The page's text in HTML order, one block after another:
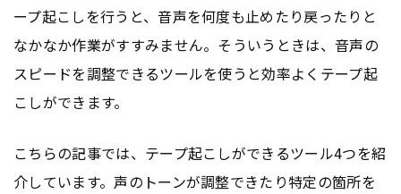
ープ起こしを行うと、音声を何度も止めたり戻ったりと
なかなか作業がすすみません。そういうときは、音声の
スピードを調整できるツールを使うと効率よくテープ起
こしができます。
こちらの記事では、テープ起こしができるツール4つを紹
介しています。声のトーンが調整できたり特定の箇所を